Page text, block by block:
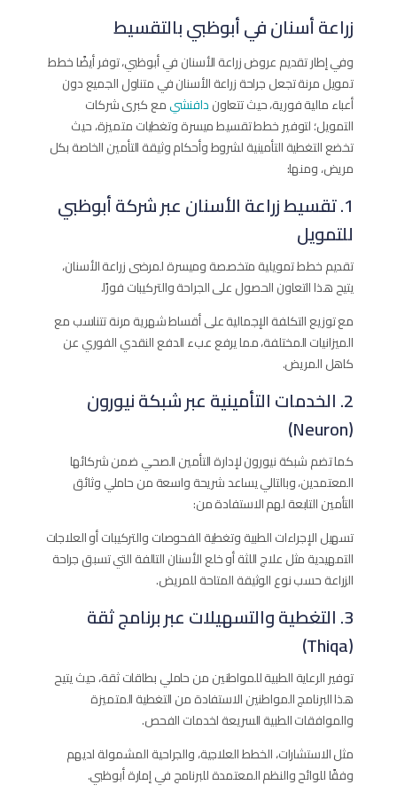
زراعة أسنان في أبوظبي بالتقسيط
وفي إطار تقديم عروض زراعة الأسنان في أبوظبي، توفر أيضًا خطط
تمويل مرنة تجعل جراحة زراعة الأسنان في متناول الجميع دون
أعباء مالية فورية، حيث تتعاوندافنشيمع كبرى شركات
التمويل؛ لتوفير خطط تقسيط ميسرة وتغطيات متميزة، حيث
تخضع التغطية التأمينية لشروط وأحكام وثيقة التأمين الخاصة بكل
مريض، ومنها:
1. تقسيط زراعة الأسنان عبر شركة أبوظبي
للتمويل
تقديم خطط تمويلية متخصصة وميسرة لمرضى زراعة الأسنان،
يتيح هذا التعاون الحصول على الجراحة والتركيبات فورًا.
مع توزيع التكلفة الإجمالية على أقساط شهرية مرنة تتناسب مع
الميزانيات المختلفة، مما يرفع عبء الدفع النقدي الفوري عن
كاهل المريض.
2. الخدمات التأمينية عبر شبكة نيورون
(Neuron)
كما تضم شبكة نيورون لإدارة التأمين الصحي ضمن شركائها
المعتمدين، وبالتالي يساعد شريحة واسعة من حاملي وثائق
التأمين التابعة لهم الاستفادة من:
تسهيل الإجراءات الطبية وتغطية الفحوصات والتركيبات أو العلاجات
التمهيدية مثل علاج اللثة أو خلع الأسنان التالفة التي تسبق جراحة
الزراعة حسب نوع الوثيقة المتاحة للمريض.
3. التغطية والتسهيلات عبر برنامج ثقة
(Thiqa)
توفير الرعاية الطبية للمواطنين من حاملي بطاقات ثقة، حيث يتيح
هذا البرنامج المواطنين الاستفادة من التغطية المتميزة
والموافقات الطبية السريعة لخدمات الفحص.
مثل الاستشارات، الخطط العلاجية، والجراحية المشمولة لديهم
وفقًا للوائح والنظم المعتمدة للبرنامج في إمارة أبوظبي.